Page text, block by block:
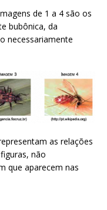
de 1 a 4 são os
bubônica, da
necessariamente
as relações
não
que aparecem nas